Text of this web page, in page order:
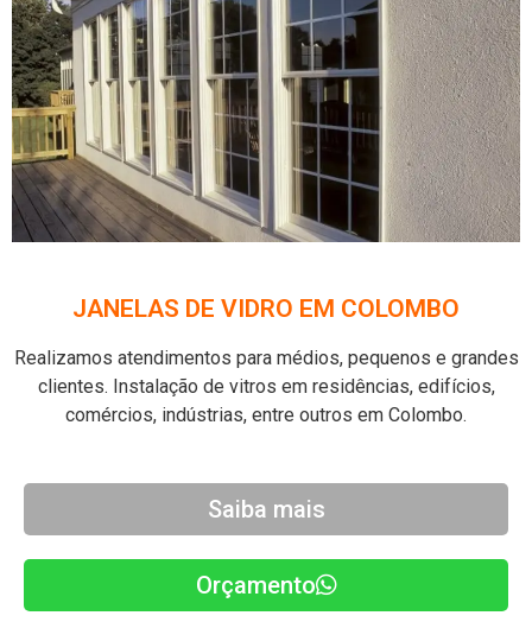
JANELAS DE VIDRO EM COLOMBO
Realizamos atendimentos para médios, pequenos e grandes
clientes. Instalação de vitros em residências, edifícios,
comércios, indústrias, entre outros em Colombo.
Saiba mais
Orçamento